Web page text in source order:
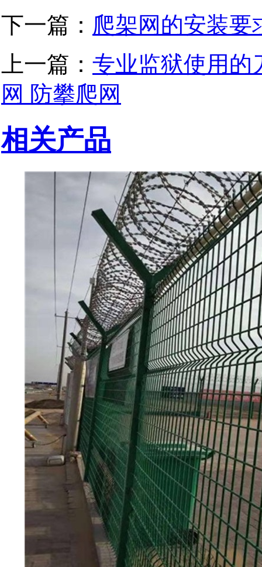
下一篇： 爬架网的安装要
上一篇： 专业监狱使用的
网 防攀爬网
相关产品